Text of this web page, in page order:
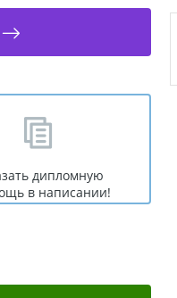
дипломную
в написании!